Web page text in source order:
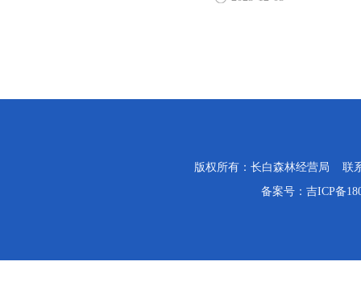
版权所有：长白森林经营局 联
备案号： 吉ICP备